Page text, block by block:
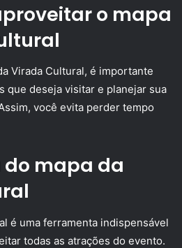
o mapa
Virada Cultural, é importante
que deseja visitar e planejar sua
você evita perder tempo
mapa da
é uma ferramenta indispensável
todas as atrações do evento.